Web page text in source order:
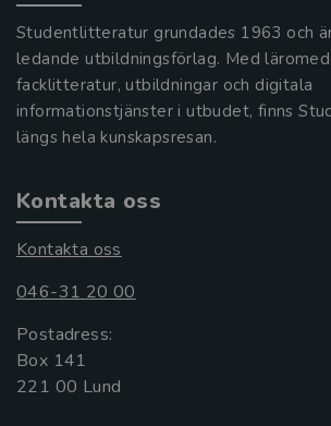
Studentlitteratur grundades 1963 och
ledande utbildningsförlag. Med
facklitteratur, utbildningar och digitala
informationstjänster i utbudet, finns
längs hela kunskapsresan.
Kontakta oss
Kontakta oss
046-31 20 00
Postadress:
Box 141
221 00 Lund